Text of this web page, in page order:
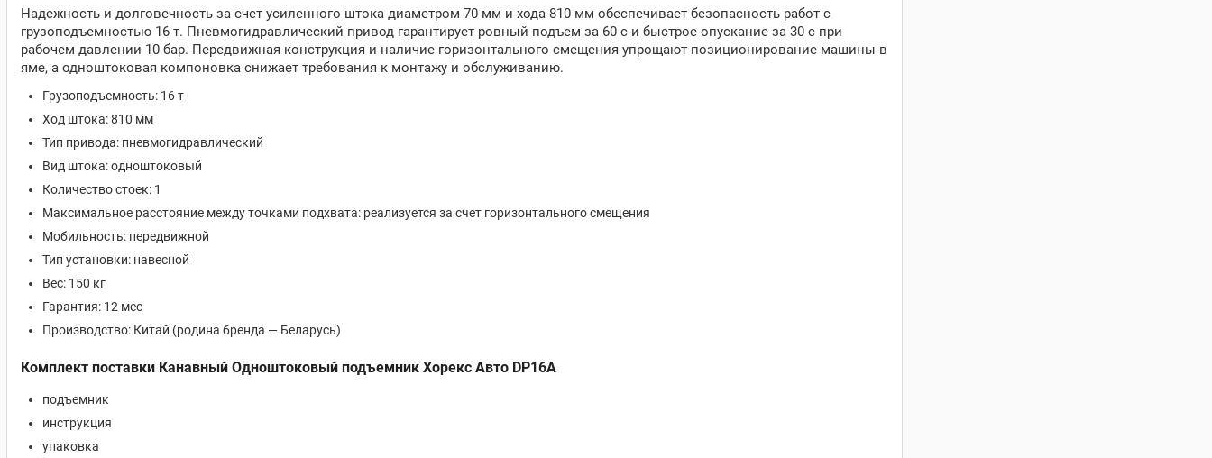
Надежность и долговечность за счет усиленного штока диаметром 70 мм и хода 810 мм обеспечивает безопасность работ с
грузоподъемностью 16 т. Пневмогидравлический привод гарантирует ровный подъем за 60 с и быстрое опускание за 30 с при
рабочем давлении 10 бар. Передвижная конструкция и наличие горизонтального смещения упрощают позиционирование машины в
яме, а одноштоковая компоновка снижает требования к монтажу и обслуживанию.
Грузоподъемность: 16 т
Ход штока: 810 мм
Тип привода: пневмогидравлический
Вид штока: одноштоковый
Количество стоек: 1
Максимальное расстояние между точками подхвата: реализуется за счет горизонтального смещения
Мобильность: передвижной
Тип установки: навесной
Вес: 150 кг
Гарантия: 12 мес
Производство: Китай (родина бренда — Беларусь)
Комплект поставки Канавный Одноштоковый подъемник Хорекс Авто DP16A
подъемник
инструкция
упаковка